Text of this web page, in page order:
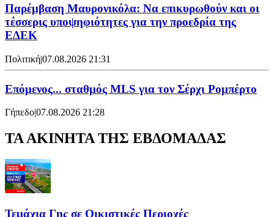
Παρέμβαση Μαυρονικόλα: Να επικυρωθούν και οι
τέσσερις υποψηφιότητες για την προεδρία της
ΕΔΕΚ
Πολιτική|07.08.2026 21:31
Επόμενος... σταθμός MLS για τον Σέρχι Ρομπέρτο
Γήπεδο|07.08.2026 21:28
ΤΑ ΑΚΙΝΗΤΑ ΤΗΣ ΕΒΔΟΜΑΔΑΣ
Τεμάχια Γης σε Οικιστικές Περιοχές